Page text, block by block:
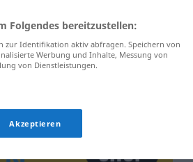
Folgendes bereitzustellen:
zur Identifikation aktiv abfragen. Speichern von
Werbung und Inhalte, Messung von
von Dienstleistungen.
Akzeptieren